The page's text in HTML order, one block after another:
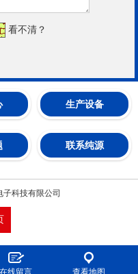
看不清？
生产设备
联系纯源
科技有限公司
在线留言 查看地图